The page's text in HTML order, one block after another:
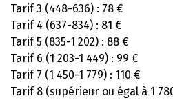
Tarif 3 (448-636) : 78 €
Tarif 4 (637-834) : 81 €
Tarif 5 (835-1 202) : 88 €
Tarif 6 (1 203-1 449) : 99 €
Tarif 7 (1 450-1 779) : 110 €
Tarif 8 (supérieur ou égal à 1